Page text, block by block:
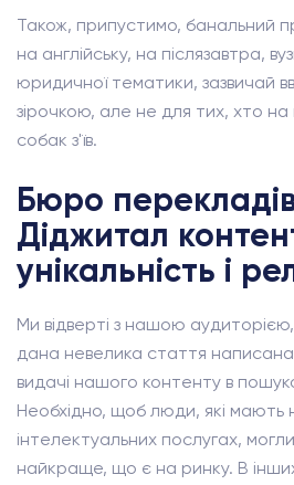
Також, припустимо, банальний
на англійську, на післязавтра,
юридичної тематики, зазвичай
зірочкою, але не для тих, хто на
собак з'їв.
Бюро
Діджитал
унікальність і
Ми відверті з нашою
дана невелика стаття написана
видачі нашого контенту в
Необхідно, щоб люди, які мають
інтелектуальних послугах,
найкраще, що є на ринку. В